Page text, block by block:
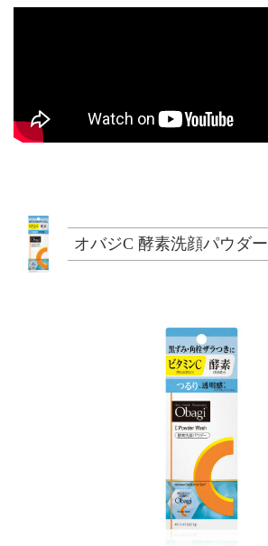
オバジC 酵素洗顔パウダー